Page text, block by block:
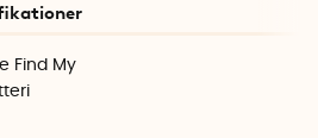
Find My